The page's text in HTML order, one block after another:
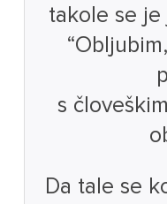
takole se je
s
Da tale se